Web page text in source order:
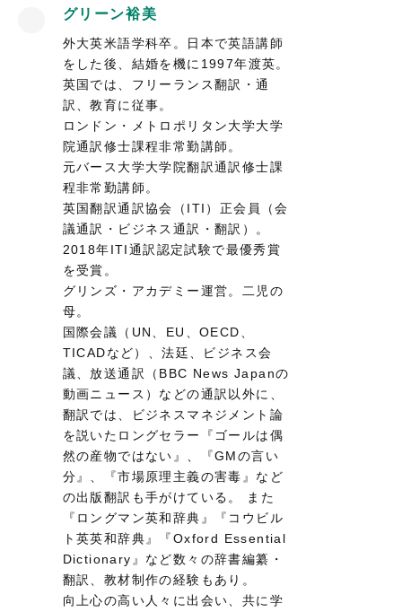
グリーン裕美
外大英米語学科卒。日本で英語講師
をした後、結婚を機に1997年渡英。
英国では、フリーランス翻訳・通
訳、教育に従事。
ロンドン・メトロポリタン大学大学
院通訳修士課程非常勤講師。
元バース大学大学院翻訳通訳修士課
程非常勤講師。
英国翻訳通訳協会（ITI）正会員（会
議通訳・ビジネス通訳・翻訳）。
2018年ITI通訳認定試験で最優秀賞
を受賞。
グリンズ・アカデミー運営。二児の
母。
国際会議（UN、EU、OECD、
TICADなど）、法廷、ビジネス会
議、放送通訳（BBC News Japanの
動画ニュース）などの通訳以外に、
翻訳では、ビジネスマネジメント論
を説いたロングセラー『ゴールは偶
然の産物ではない』、『GMの言い
分』、『市場原理主義の害毒』など
の出版翻訳も手がけている。 また
『ロングマン英和辞典』『コウビル
ト英英和辞典』『Oxford Essential
Dictionary』など数々の辞書編纂・
翻訳、教材制作の経験もあり。
向上心の高い人々に出会い、共に学